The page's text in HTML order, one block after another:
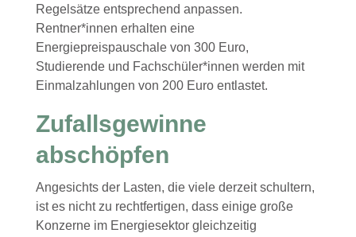
Regelsätze entsprechend anpassen.
Rentner*innen erhalten eine
Energiepreispauschale von 300 Euro,
Studierende und Fachschüler*innen werden mit
Einmalzahlungen von 200 Euro entlastet.
Zufallsgewinne
abschöpfen
Angesichts der Lasten, die viele derzeit schultern,
ist es nicht zu rechtfertigen, dass einige große
Konzerne im Energiesektor gleichzeitig